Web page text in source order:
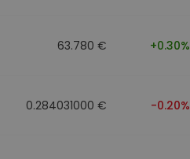
63.780 € +0.30%
0.284031000 € -0.20%